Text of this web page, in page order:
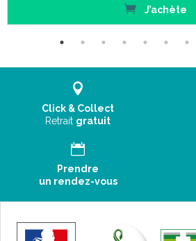
J’achète
Click & Collect
Retrait gratuit
Prendre
un rendez-vous